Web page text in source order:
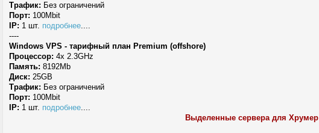
Трафик: Без ограничений
Порт: 100Mbit
IP: 1 шт. подробнее....
----
Windows VPS - тарифный план Premium (offshore)
Процессор: 4x 2.3GHz
Память: 8192Mb
Диск: 25GB
Трафик: Без ограничений
Порт: 100Mbit
IP: 1 шт. подробнее....
Выделенные сервера для Хрумер